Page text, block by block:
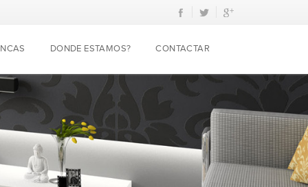
DONDE ESTAMOS? CONTACTAR